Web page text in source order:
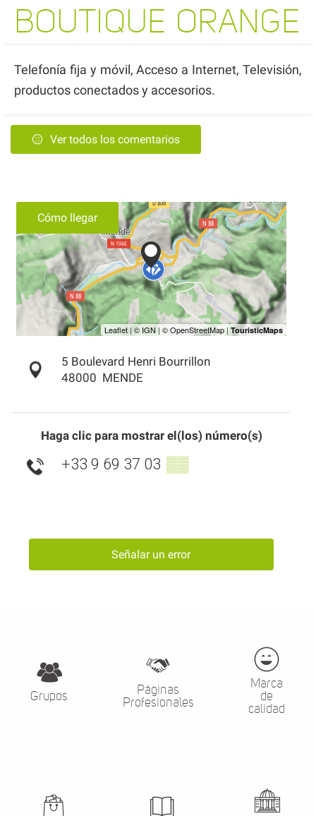
BOUTIQUE ORANGE
Telefonía fija y móvil, Acceso a Internet, Televisión,
productos conectados y accesorios.
Ver todos los comentarios
Cómo llegar
5 Boulevard Henri Bourrillon
48000 MENDE
Haga clic para mostrar el(los) número(s)
+33 9 69 37 03 ▒▒
Señalar un error
Grupos
Páginas
Profesionales
Marca
de
calidad